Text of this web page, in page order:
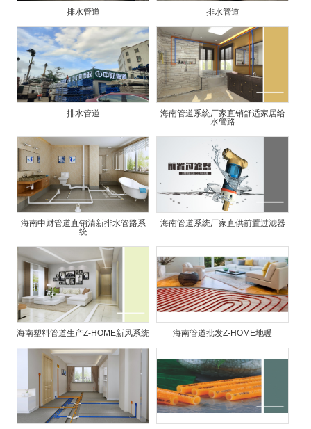
排水管道 排水管道
排水管道
海南管道系统厂家直销舒适家居给
水管路
海南中财管道直销清新排水管路系
统
海南管道系统厂家直供前置过滤器
海南塑料管道生产Z-HOME新风系统 海南管道批发Z-HOME地暖